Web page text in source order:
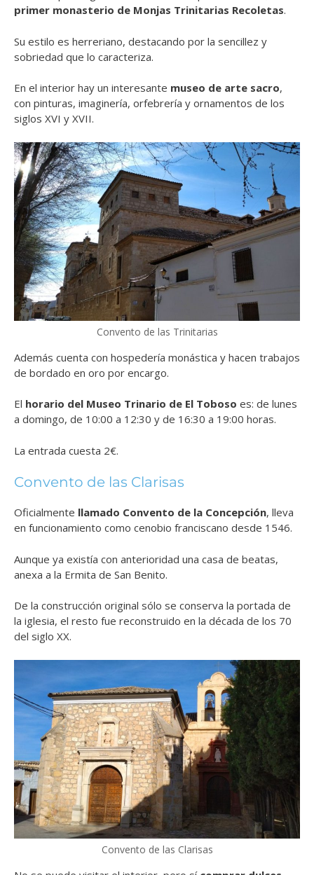
primer monasterio de Monjas Trinitarias Recoletas.
Su estilo es herreriano, destacando por la sencillez y
sobriedad que lo caracteriza.
En el interior hay un interesante museo de arte sacro,
con pinturas, imaginería, orfebrería y ornamentos de los
siglos XVI y XVII.
Convento de las Trinitarias
Además cuenta con hospedería monástica y hacen trabajos
de bordado en oro por encargo.
El horario del Museo Trinario de El Toboso es: de lunes
a domingo, de 10:00 a 12:30 y de 16:30 a 19:00 horas.
La entrada cuesta 2€.
Convento de las Clarisas
Oficialmente llamado Convento de la Concepción, lleva
en funcionamiento como cenobio franciscano desde 1546.
Aunque ya existía con anterioridad una casa de beatas,
anexa a la Ermita de San Benito.
De la construcción original sólo se conserva la portada de
la iglesia, el resto fue reconstruido en la década de los 70
del siglo XX.
Convento de las Clarisas